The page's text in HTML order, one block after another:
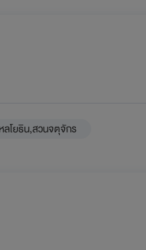
ลโยธิน,สวนจตุจักร